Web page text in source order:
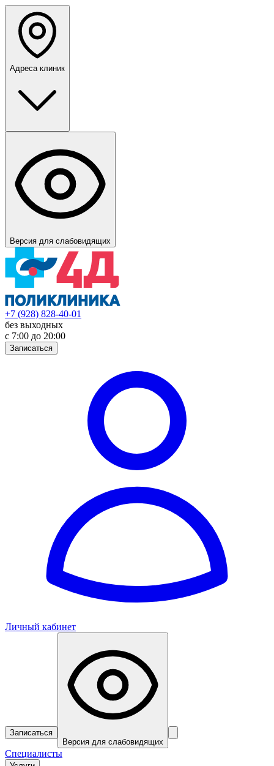
Адреса клиник
Версия для слабовидящих
+7 (928) 828-40-01
без выходных
с 7:00 до 20:00
Записаться
Личный кабинет
Записаться
Версия для слабовидящих
Специалисты